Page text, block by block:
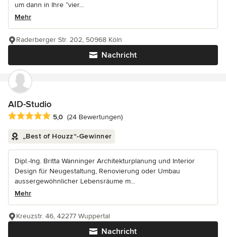
um dann in Ihre “vier...
Mehr
Nachricht
Raderberger Str. 202, 50968 Köln
AID-Studio
Durchschnittliche Bewertung: 5 von 5 Sternen
5,0 (24 Bewertungen)
„Best of Houzz“-Gewinner
Dipl.-Ing. Britta Wanninger Architekturplanung und Interior
Design für Neugestaltung, Renovierung oder Umbau
aussergewöhnlicher Lebensräume m...
Mehr
Nachricht
Kreuzstr. 46, 42277 Wuppertal